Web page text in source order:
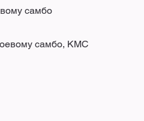
самбо
самбо, КМС